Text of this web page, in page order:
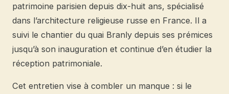
patrimoine parisien depuis dix-huit ans, spécialisé
dans l’architecture religieuse russe en France. Il a
suivi le chantier du quai Branly depuis ses prémices
jusqu’à son inauguration et continue d’en étudier la
réception patrimoniale.
Cet entretien vise à combler un manque : si le